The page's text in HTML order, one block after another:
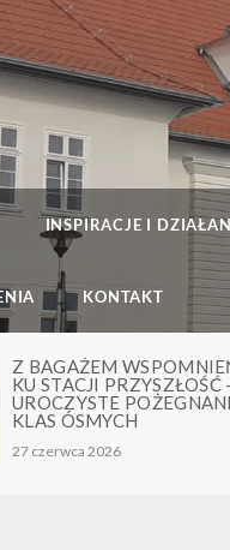
INSPIRACJE I
KONTAKT
PTAKI WOKÓŁ NAS –
ZAKOŃCZENIE ZAJĘĆ
PROJEKTOWYCH